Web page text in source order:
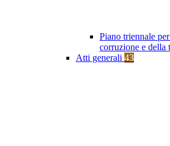
Piano triennale
corruzione e della
Atti generali 43